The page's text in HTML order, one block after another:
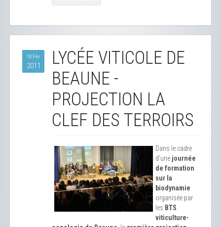
18 Fév
2011
LYCÉE VITICOLE DE
BEAUNE -
PROJECTION LA
CLEF DES TERROIRS
Dans le cadre
d'une journée
de formation
sur la
biodynamie
organisée par
les BTS
viticulture-